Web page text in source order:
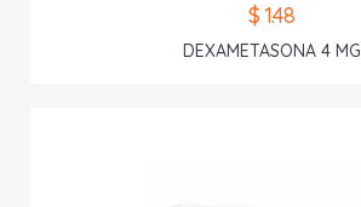
$ 1.48
DEXAMETASONA 4 MG